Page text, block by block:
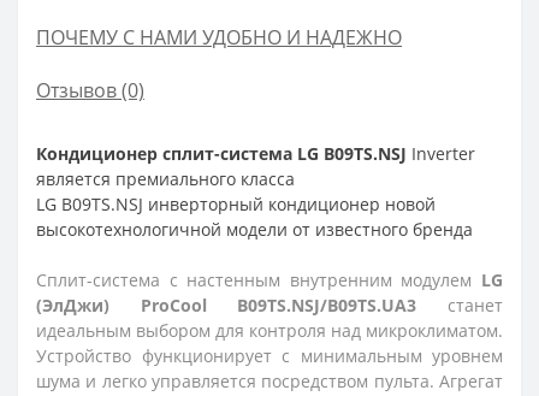
ПОЧЕМУ С НАМИ УДОБНО И НАДЕЖНО
Отзывов (0)
Кондиционер сплит-система LG B09TS.NSJ Inverter
является премиального класса
LG B09TS.NSJ инверторный кондиционер новой
высокотехнологичной модели от известного бренда
Сплит-система с настенным внутренним модулем LG
(ЭлДжи) ProCool B09TS.NSJ/B09TS.UA3 станет
идеальным выбором для контроля над микроклиматом.
Устройство функционирует с минимальным уровнем
шума и легко управляется посредством пульта. Агрегат